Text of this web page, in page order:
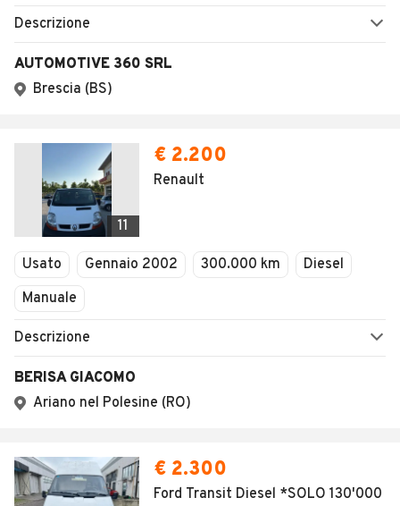
Descrizione
AUTOMOTIVE 360 SRL
Brescia (BS)
11
€ 2.200
Renault
Usato Gennaio 2002 300.000 km
Diesel
Manuale
Descrizione
BERISA GIACOMO
Ariano nel Polesine (RO)
€ 2.300
Ford Transit Diesel *SOLO 130'000